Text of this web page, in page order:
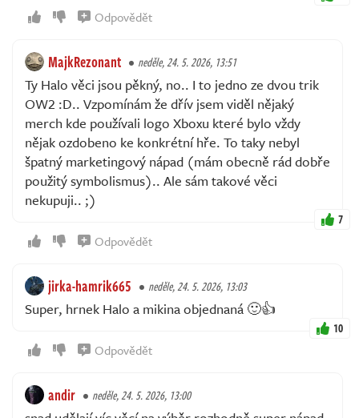
Odpovědět
MajkRezonant neděle, 24. 5. 2026, 13:51
Ty Halo věci jsou pěkný, no.. I to jedno ze dvou trik
OW2 :D.. Vzpomínám že dřív jsem viděl nějaký
merch kde používali logo Xboxu které bylo vždy
nějak ozdobeno ke konkrétní hře. To taky nebyl
špatný marketingový nápad (mám obecně rád dobře
použitý symbolismus).. Ale sám takové věci
nekupuji.. ;)
7
Odpovědět
jirka-hamrik665 neděle, 24. 5. 2026, 13:03
Super, hrnek Halo a mikina objednaná 🙂👍
10
Odpovědět
andir neděle, 24. 5. 2026, 13:00